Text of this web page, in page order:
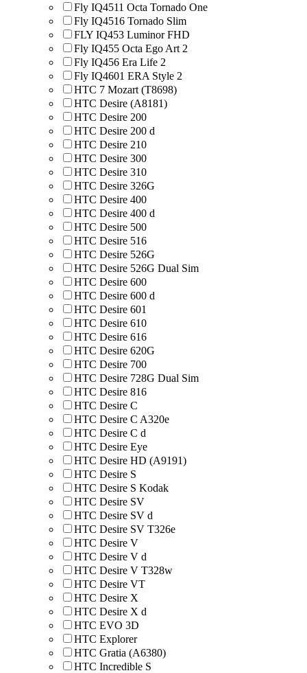
Fly IQ4511 Octa Tornado One
Fly IQ4516 Tornado Slim
FLY IQ453 Luminor FHD
Fly IQ455 Octa Ego Art 2
Fly IQ456 Era Life 2
Fly IQ4601 ERA Style 2
HTC 7 Mozart (T8698)
HTC Desire (A8181)
HTC Desire 200
HTC Desire 200 d
HTC Desire 210
HTC Desire 300
HTC Desire 310
HTC Desire 326G
HTC Desire 400
HTC Desire 400 d
HTC Desire 500
HTC Desire 516
HTC Desire 526G
HTC Desire 526G Dual Sim
HTC Desire 600
HTC Desire 600 d
HTC Desire 601
HTC Desire 610
HTC Desire 616
HTC Desire 620G
HTC Desire 700
HTC Desire 728G Dual Sim
HTC Desire 816
HTC Desire C
HTC Desire C A320e
HTC Desire C d
HTC Desire Eye
HTC Desire HD (A9191)
HTC Desire S
HTC Desire S Kodak
HTC Desire SV
HTC Desire SV d
HTC Desire SV T326e
HTC Desire V
HTC Desire V d
HTC Desire V T328w
HTC Desire VT
HTC Desire X
HTC Desire X d
HTC EVO 3D
HTC Explorer
HTC Gratia (A6380)
HTC Incredible S